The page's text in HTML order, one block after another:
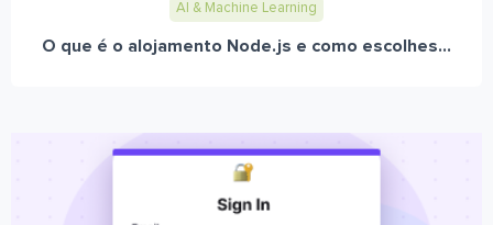
AI & Machine Learning
O que é o alojamento Node.js e como escolhes...